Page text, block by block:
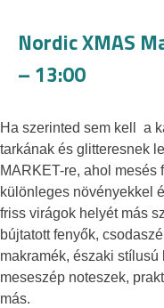
Nordic XMAS
– 13:00
Ha szerinted sem kell a
tarkának és glitteresnek
MARKET-re, ahol
különleges növényekkel
friss virágok helyét más
bújtatott fenyők,
makramék, északi
meseszép noteszek,
más.